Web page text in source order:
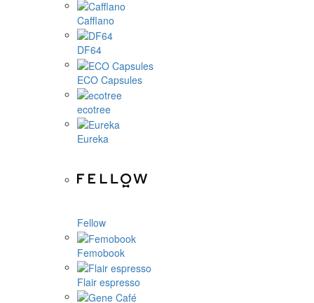
Cafflano
DF64
ECO Capsules
ecotree
Eureka
Fellow
Femobook
Flair espresso